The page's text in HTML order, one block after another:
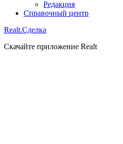
Редакция
Справочный центр
Realt.Сделка
Скачайте приложение Realt